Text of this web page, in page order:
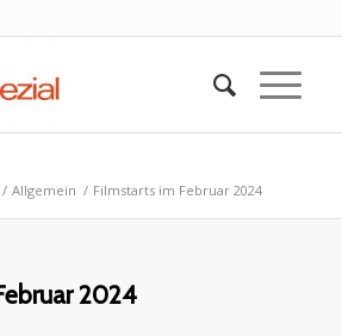
/ Allgemein / Filmstarts im Februar 2024
2024